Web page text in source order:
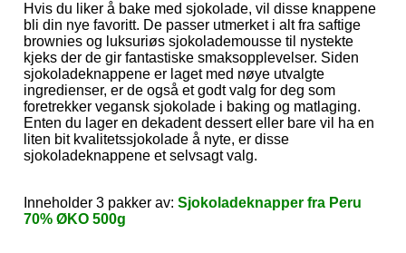
Hvis du liker å bake med sjokolade, vil disse knappene
bli din nye favoritt. De passer utmerket i alt fra saftige
brownies og luksuriøs sjokolademousse til nystekte
kjeks der de gir fantastiske smaksopplevelser. Siden
sjokoladeknappene er laget med nøye utvalgte
ingredienser, er de også et godt valg for deg som
foretrekker vegansk sjokolade i baking og matlaging.
Enten du lager en dekadent dessert eller bare vil ha en
liten bit kvalitetssjokolade å nyte, er disse
sjokoladeknappene et selvsagt valg.
Inneholder 3 pakker av: Sjokoladeknapper fra Peru
70% ØKO 500g